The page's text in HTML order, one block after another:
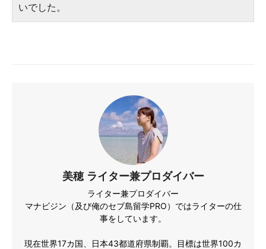
いでした。
美穂 ライター兼プロダイバー
ライター兼プロダイバー
マナビジン（及び俺のセブ島留学PRO）ではライターの仕
事をしています。
現在世界17カ国、日本43都道府県制覇。目標は世界100カ